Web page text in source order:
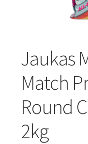
Jaukas
Match
Round
2kg